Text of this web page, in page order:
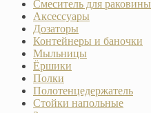
Смеситель для раковины
Аксессуары
Дозаторы
Контейнеры и баночки
Мыльницы
Ёршики
Полки
Полотенцедержатель
Стойки напольные